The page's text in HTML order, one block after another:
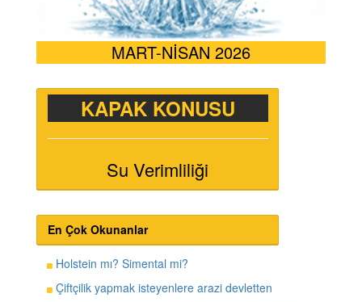
MART-NİSAN 2026
KAPAK KONUSU
Su Verimliliği
En Çok Okunanlar
Holstein mı? Simental mi?
Çiftçilik yapmak isteyenlere arazi devletten